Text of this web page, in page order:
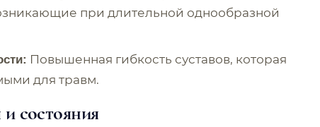
при длительной однообразной
Повышенная гибкость суставов, которая
для травм.
и состояния